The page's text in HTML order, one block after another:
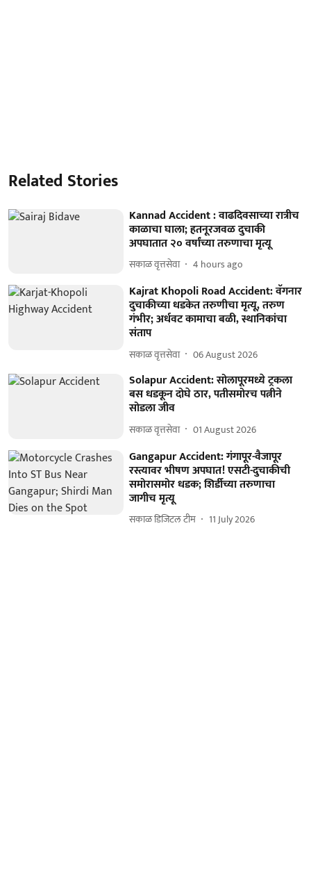
Related Stories
Kannad Accident : वाढदिवसाच्या रात्रीच
काळाचा घाला; हतनूरजवळ दुचाकी
अपघातात २० वर्षांच्या तरुणाचा मृत्यू
सकाळ वृत्तसेवा 4 hours ago
Kajrat Khopoli Road Accident: वॅगनार
दुचाकीच्या धडकेत तरुणीचा मृत्यू, तरुण
गंभीर; अर्धवट कामाचा बळी, स्थानिकांचा
संताप
सकाळ वृत्तसेवा 06 August 2026
Solapur Accident: सोलापूरमध्ये ट्रकला
बस धडकून दोघे ठार, पतीसमोरच पत्नीने
सोडला जीव
सकाळ वृत्तसेवा 01 August 2026
Gangapur Accident: गंगापूर-वैजापूर
रस्त्यावर भीषण अपघात! एसटी-दुचाकीची
समोरासमोर धडक; शिर्डीच्या तरुणाचा
जागीच मृत्यू
सकाळ डिजिटल टीम 11 July 2026